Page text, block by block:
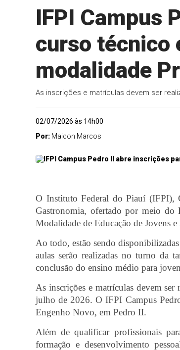
IFPI Campus
curso técnico
modalidade
As inscrições e matrículas devem ser
02/07/2026 às 14h00
Por: Maicon Marcos
O Instituto Federal do Piauí (IFPI),
Gastronomia, ofertado por meio do
Modalidade de Educação de Jovens
Ao todo, estão sendo
aulas serão realizadas no turno da
conclusão do ensino médio para
As inscrições e matrículas devem
julho de 2026. O IFPI Campus
Engenho Novo, em Pedro II.
Além de qualificar profissionais
formação e desenvolvimento